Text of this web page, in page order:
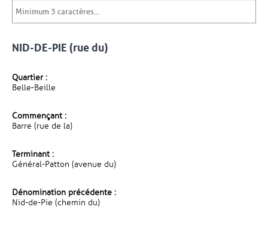
NID-DE-PIE (rue du)
Quartier :
Belle-Beille
Commençant :
Barre (rue de la)
Terminant :
Général-Patton (avenue du)
Dénomination précédente :
Nid-de-Pie (chemin du)